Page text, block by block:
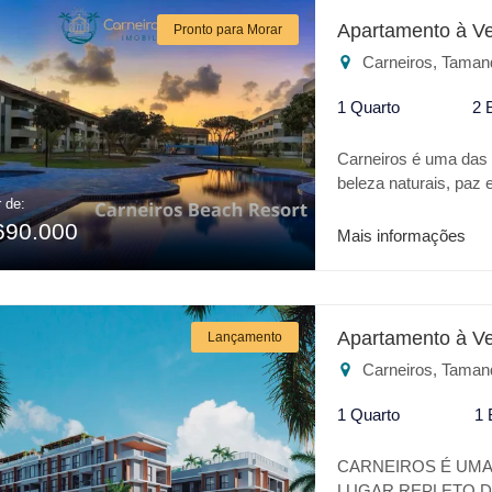
Restaurante *
Heliponto Para o
RESORT é o melhor
Pronto para Morar
de:
Apartamento à
Carneiros,
1 Quarto 2
Carneiros é uma
beleza naturais, paz
todo conforto de um
Restaurante *
Heliponto Para o
RESORT é o melhor
Mais informações
Lançamento Apartamento à
Carneiros,
1 Quarto 1
CARNEIROS É